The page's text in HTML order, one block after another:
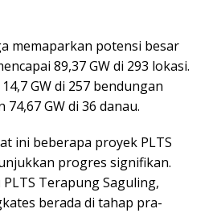
memaparkan potensi besar
89,37 GW di 293 lokasi.
GW di 257 bendungan
74,67 GW di 36 danau.
ini beberapa proyek PLTS
progres signifikan.
Terapung Saguling,
berada di tahap pra-